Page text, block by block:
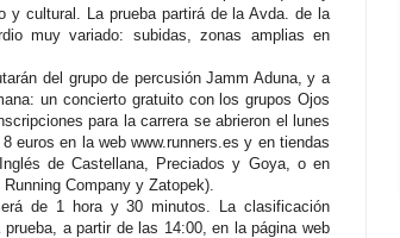
y cultural. La prueba partirá de la Avda. de la
muy variado: subidas, zonas amplias en
del grupo de percusión Jamm Aduna, y a
un concierto gratuito con los grupos Ojos
para la carrera se abrieron el lunes
euros en la web www.runners.es y en tiendas
de Castellana, Preciados y Goya, o en
Company y Zatopek).
de 1 hora y 30 minutos. La clasificación
a partir de las 14:00, en la página web